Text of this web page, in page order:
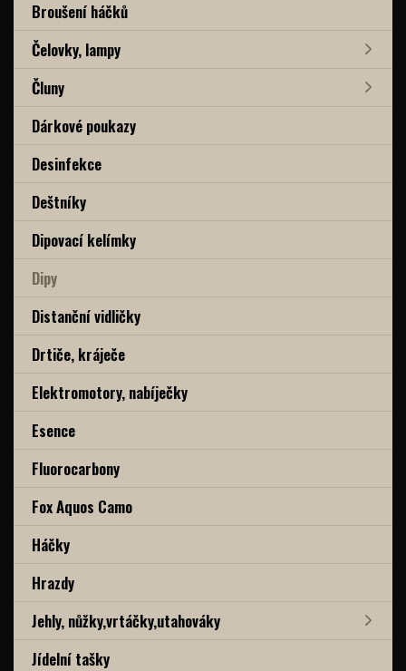
Broušení háčků
Čelovky, lampy
Čluny
Dárkové poukazy
Desinfekce
Deštníky
Dipovací kelímky
Dipy
Distanční vidličky
Drtiče, kráječe
Elektromotory, nabíječky
Esence
Fluorocarbony
Fox Aquos Camo
Háčky
Hrazdy
Jehly, nůžky,vrtáčky,utahováky
Jídelní tašky